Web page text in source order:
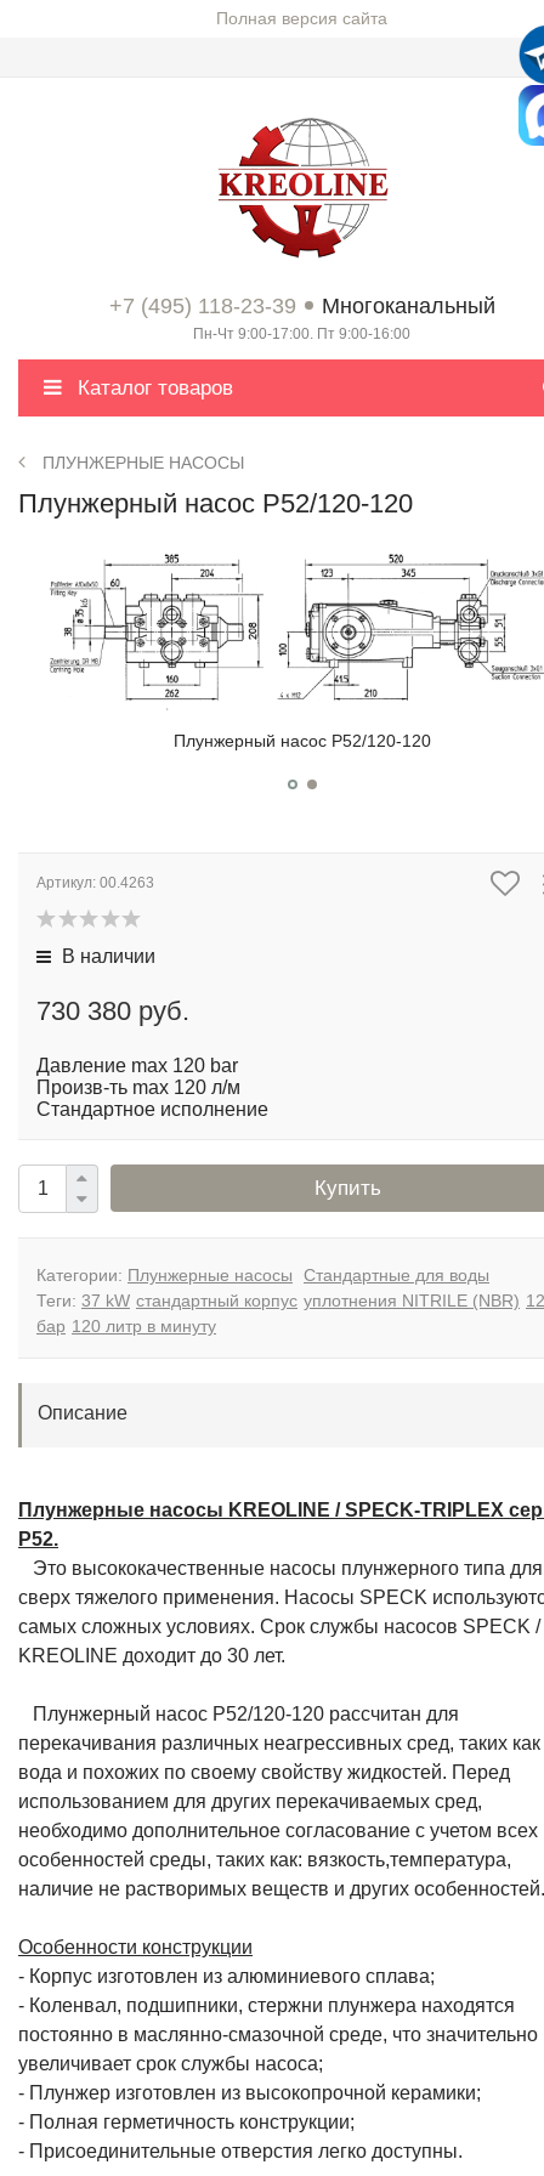
Полная версия сайта
+7 (495) 118-23-39 Многоканальный
Пн-Чт 9:00-17:00. Пт 9:00-16:00
Каталог товаров
ПЛУНЖЕРНЫЕ НАСОСЫ
Плунжерный насос P52/120-120
Плунжерный насос P52/120-120
Артикул: 00.4263
В наличии
730 380 руб.
Давление max 120 bar
Произв-ть max 120 л/м
Стандартное исполнение
Купить
Категории: Плунжерные насосы
Стандартные для воды
Теги: 37 kW стандартный корпус уплотнения NITRILE (NBR)
бар 120 литр в минуту
Описание
Плунжерные насосы KREOLINE / SPECK-TRIPLEX
P52.
Это высококачественные насосы плунжерного типа для
сверх тяжелого применения. Насосы SPECK
самых сложных условиях. Срок службы насосов SPECK /
KREOLINE доходит до 30 лет.
Плунжерный насос P52/120-120 рассчитан для
перекачивания различных неагрессивных сред, таких как
вода и похожих по своему свойству жидкостей. Перед
использованием для других перекачиваемых сред,
необходимо дополнительное согласование с учетом всех
особенностей среды, таких как: вязкость,температура,
наличие не растворимых веществ и других особенностей.
Особенности конструкции
- Корпус изготовлен из алюминиевого сплава;
- Коленвал, подшипники, стержни плунжера находятся
постоянно в маслянно-смазочной среде, что значительно
увеличивает срок службы насоса;
- Плунжер изготовлен из высокопрочной керамики;
- Полная герметичность конструкции;
- Присоединительные отверстия легко доступны.